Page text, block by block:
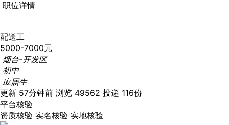
职位详情
配送工
5000-7000元
烟台-开发区
初中
应届生
更新 57分钟前 浏览 49562 投递 116份
平台核验
资质核验 实名核验 实地核验